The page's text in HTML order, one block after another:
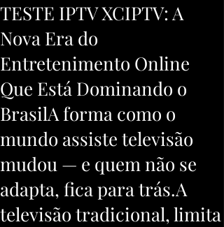
TESTE IPTV XCIPTV: A
Nova Era do
Entretenimento Online
Que Está Dominando o
BrasilA forma como o
mundo assiste televisão
mudou — e quem não se
adapta, fica para trás.A
televisão tradicional, limita